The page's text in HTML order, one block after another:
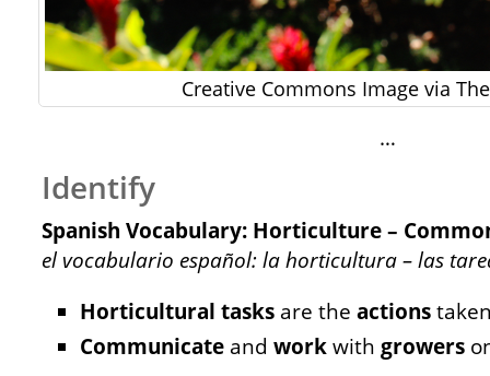
Creative Commons Image via
…
Identify
Spanish Vocabulary: Horticulture –
el vocabulario español: la horticultura – las
Horticultural tasks are the actions
Communicate and workwith growers